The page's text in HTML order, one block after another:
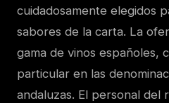
cuidadosamente elegidos
sabores de la carta. La
gama de vinos españoles,
particular en las
andaluzas. El personal del